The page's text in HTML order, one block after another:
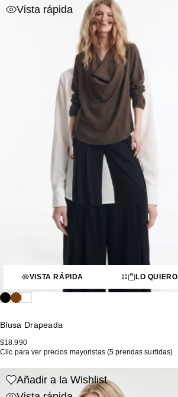
Vista rápida
VISTA RÁPIDA LO QUIERO
Blusa Drapeada
$18.990
Clic para ver precios mayoristas (5 prendas surtidas)
Añadir a la Wishlist